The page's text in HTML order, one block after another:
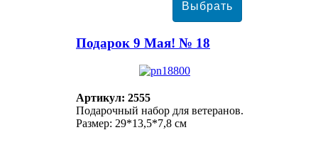
Подарок 9 Мая! № 18
Артикул: 2555
Подарочный набор для ветеранов.
Размер: 29*13,5*7,8 см